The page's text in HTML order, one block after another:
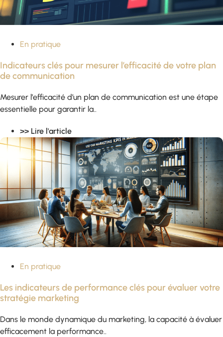
En pratique
Indicateurs clés pour mesurer l’efficacité de votre plan
de communication
Mesurer l’efficacité d’un plan de communication est une étape
essentielle pour garantir la..
>> Lire l'article
En pratique
Les indicateurs de performance clés pour évaluer votre
stratégie marketing
Dans le monde dynamique du marketing, la capacité à évaluer
efficacement la performance..